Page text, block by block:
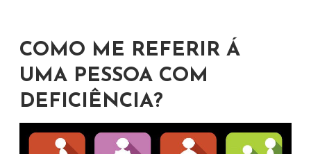
r
COMO ME REFERIR Á
UMA PESSOA COM
DEFICIÊNCIA?